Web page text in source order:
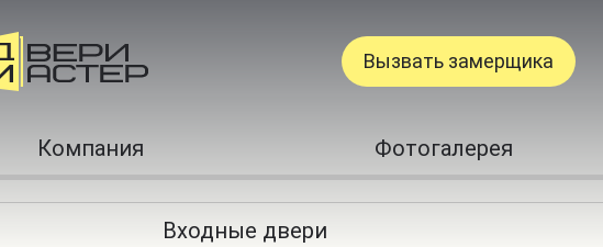
Вызвать замерщика
Компания Фотогалерея
Входные двери